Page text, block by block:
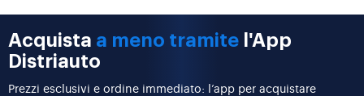
Acquista a meno tramite l'App
Distriauto
Prezzi esclusivi e ordine immediato: l’app per acquistare